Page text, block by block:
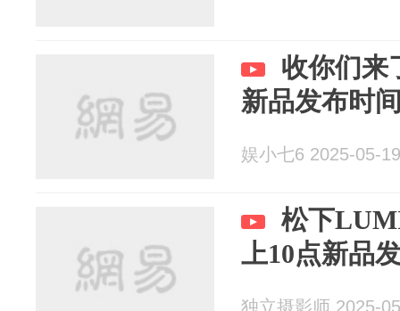
收你们来
新品发布时
娱小七6 2025-05-19
松下
上10点新品
独立摄影师 2025-